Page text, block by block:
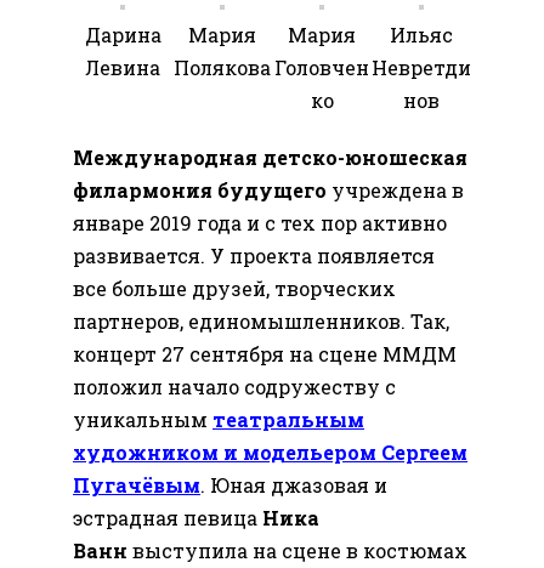
Дарина
Левина
Мария
Полякова
Мария
Головчен
ко
Ильяс
Невретди
нов
Международная детско-юношеская
филармония будущего учреждена в
январе 2019 года и с тех пор активно
развивается. У проекта появляется
все больше друзей, творческих
партнеров, единомышленников. Так,
концерт 27 сентября на сцене ММДМ
положил начало содружеству с
уникальным театральным
художником и модельером Сергеем
Пугачёвым. Юная джазовая и
эстрадная певица Ника
Ванн выступила на сцене в костюмах